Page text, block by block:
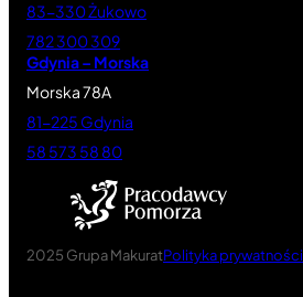
83-330 Żukowo
782 300 309
Gdynia – Morska
Morska 78A
81-225 Gdynia
58 573 58 80
2025 Grupa MakuratPolityka prywatności